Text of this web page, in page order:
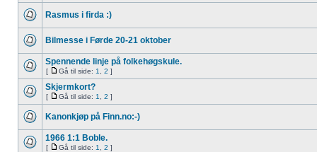
Rasmus i firda :)
Bilmesse i Førde 20-21 oktober
Spennende linje på folkehøgskule.
[ Gå til side: 1 2 ]
Skjermkort?
[ Gå til side: 1 2 ]
Kanonkjøp på Finn.no:-)
1966 1:1 Boble.
[ Gå til side: 1 2 ]